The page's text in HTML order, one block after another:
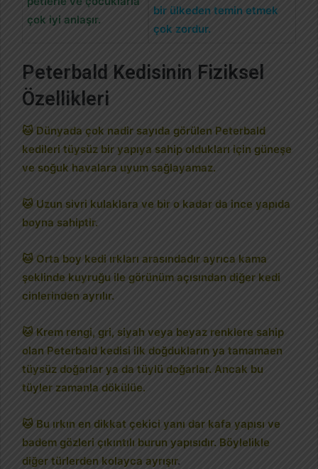
çok iyi anlaşır.
bir ülkeden temin etmek
çok zordur.
Peterbald Kedisinin Fiziksel
Özellikleri
🐱 Dünyada çok nadir sayıda görülen Peterbald
kedileri tüysüz bir yapıya sahip oldukları için güneşe
ve soğuk havalara uyum sağlayamaz.
🐱 Uzun sivri kulaklara ve bir o kadar da ince yapıda
boyna sahiptir.
🐱 Orta boy kedi ırkları arasındadır ayrıca kama
şeklinde kuyruğu ile görünüm açısından diğer kedi
cinlerinden ayrılır.
🐱 Krem rengi, gri, siyah veya beyaz renklere sahip
olan Peterbald kedisi ilk doğdukların ya tamamaen
tüysüz doğarlar ya da tüylü doğarlar. Ancak bu
tüyler zamanla dökülüe.
🐱 Bu ırkın en dikkat çekici yanı dar kafa yapısı ve
badem gözleri çıkıntılı burun yapısıdır. Böylelikle
diğer türlerden kolayca ayrışır.